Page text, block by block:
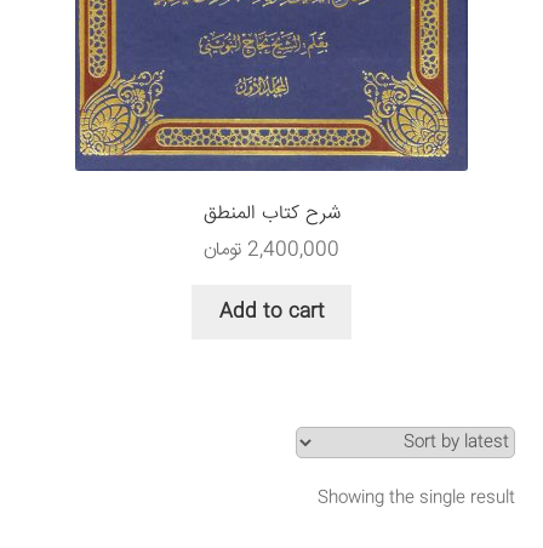
سبد خرید
قوانین و مقررات
شرح کتاب المنطق
2,400,000 تومان
Add to cart
Showing the single result